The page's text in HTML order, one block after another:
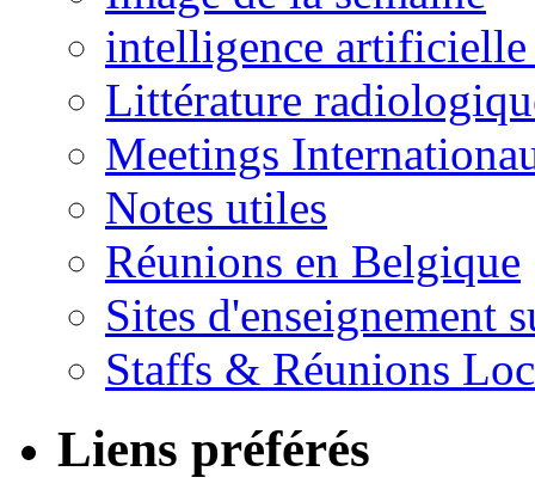
intelligence
Littérature
Meetings
Notes utiles
Réunions en Belgique
Sites d'enseignement
Staffs & Réunions
Liens préférés